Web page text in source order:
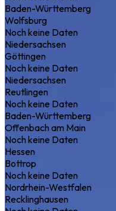
Baden-Württemberg
Wolfsburg
Noch keine Daten
Niedersachsen
Göttingen
Noch keine Daten
Niedersachsen
Reutlingen
Noch keine Daten
Baden-Württemberg
Offenbach am Main
Noch keine Daten
Hessen
Bottrop
Noch keine Daten
Nordrhein-Westfalen
Recklinghausen